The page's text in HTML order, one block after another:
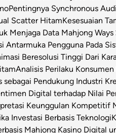
Pentingnya Synchronous
Scatter HitamKesesuaian
Menjaga Data Mahjong Ways
Antarmuka Pengguna Pada
Beresolusi Tinggi Dari
Analisis Perilaku
Pendukung Industri
Digital terhadap Nilai
Keunggulan Kompetitif
Investasi Berbasis Teknologi
Mahjong Kasino Digital